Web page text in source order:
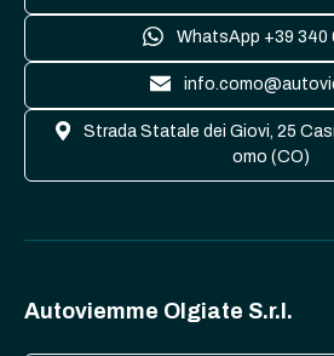
WhatsApp +39 340
Strada Statale dei Giovi, 25
omo (CO)
Autoviemme Olgiate S.r.l.